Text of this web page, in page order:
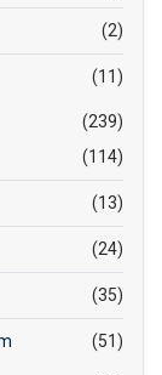
(2)
(11)
(239)
(114)
(13)
(24)
(35)
(51)